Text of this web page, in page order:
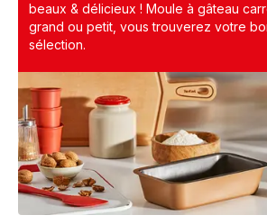
beaux & délicieux ! Moule à gâteau
grand ou petit, vous trouverez votre
sélection.